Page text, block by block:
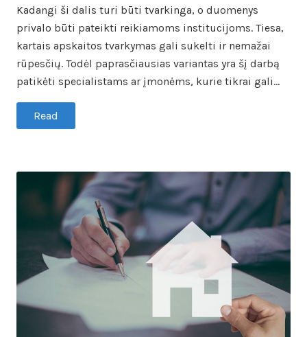
Kadangi ši dalis turi būti tvarkinga, o duomenys
privalo būti pateikti reikiamoms institucijoms. Tiesa,
kartais apskaitos tvarkymas gali sukelti ir nemažai
rūpesčių. Todėl paprasčiausias variantas yra šį darbą
patikėti specialistams ar įmonėms, kurie tikrai gali…
Read